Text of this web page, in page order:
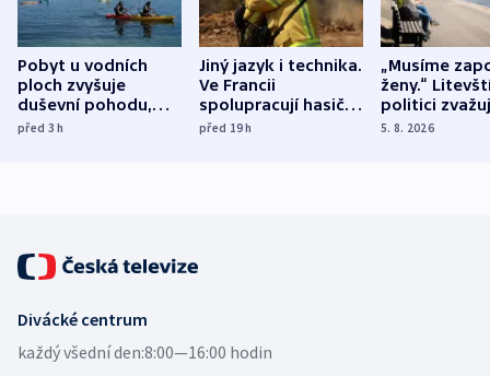
Pobyt u vodních
ploch zvyšuje
duševní pohodu,
ukázala
před 3h
Jiný jazyk i technika.
Ve Francii
spolupracují hasiči z
různých zemí
před 19h
„Musíme
ženy.“
politici
dohodu o
5. 8. 2026
Divácké centrum
každý všední den:8:00—16:00 hodin